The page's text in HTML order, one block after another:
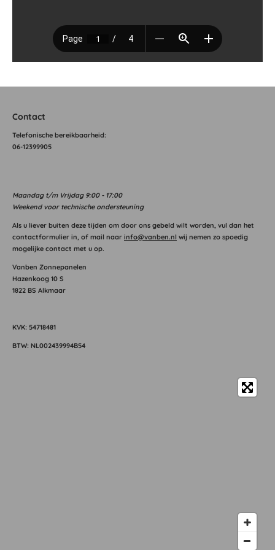
Contact
Telefonische bereikbaarheid:
06-12399905
Maandagt/m Vrijdag 9:00 - 17:00
Weekend voor technische ondersteuning
Als u liever buiten deze tijden om door ons gebeld wilt worden, vul dan het
contactformulier in, of mail naar info@vanben.nl wij nemen zo spoedig
mogelijke contact met u op.
Vanben Zonnepanelen
Hazenkoog 10 S
1822 BS Alkmaar
KVK: 54718481
BTW: NL002439994B54